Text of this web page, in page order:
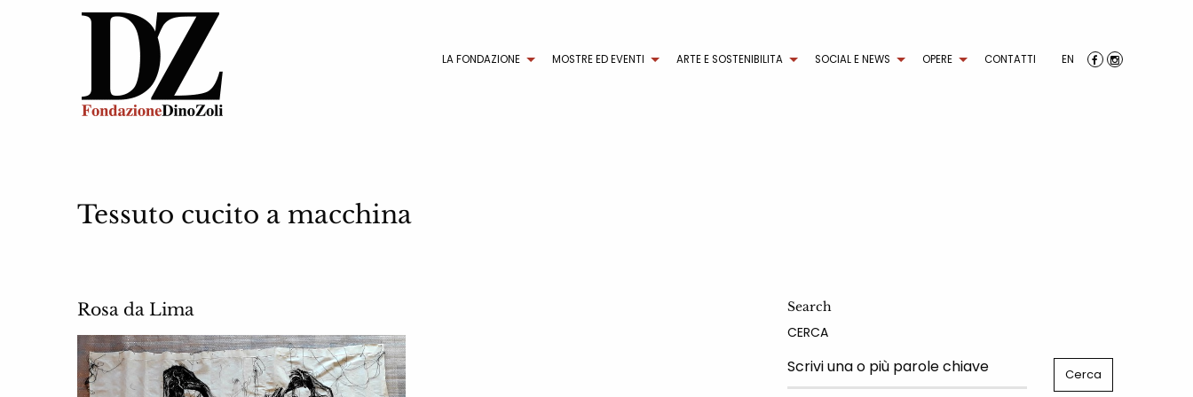
LA FONDAZIONE MOSTRE ED EVENTI ARTE E SOSTENIBILITA SOCIAL E NEWS OPERE CONTATTI EN
Tessuto cucito a macchina
Rosa da Lima Search
CERCA